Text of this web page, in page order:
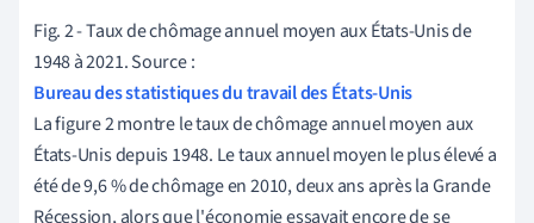
Fig. 2 - Taux de chômage annuel moyen aux États-Unis de
1948 à 2021. Source :
Bureau des statistiques du travail des États-Unis
La figure 2 montre le taux de chômage annuel moyen aux
États-Unis depuis 1948. Le taux annuel moyen le plus élevé a
été de 9,6 % de chômage en 2010, deux ans après la Grande
Récession, alors que l'économie essayait encore de se